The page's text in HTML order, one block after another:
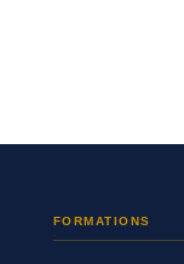
FORMATIONS